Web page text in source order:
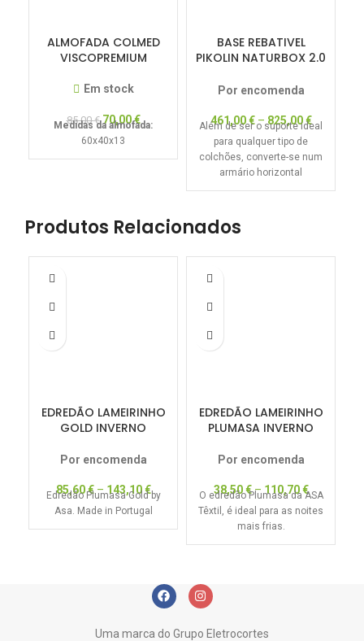
ALMOFADA COLMED
VISCOPREMIUM
Em stock
85,00€ 70,00€
Medidas da almofada:
60x40x13
BASE REBATIVEL
PIKOLIN NATURBOX 2.0
Por encomenda
461,00€– 825,00€
Além de ser o suporte ideal
para qualquer tipo de
colchões, converte-se num
armário horizontal
Produtos Relacionados
EDREDÃO LAMEIRINHO
GOLD INVERNO
Por encomenda
85,60€– 143,10€
Edredão Plumasa Gold by
Asa. Made in Portugal
EDREDÃO LAMEIRINHO
PLUMASA INVERNO
Por encomenda
38,50€– 110,70€
O edredão Plumasa da ASA
Têxtil, é ideal para as noites
mais frias.
Uma marca do Grupo Eletrocortes